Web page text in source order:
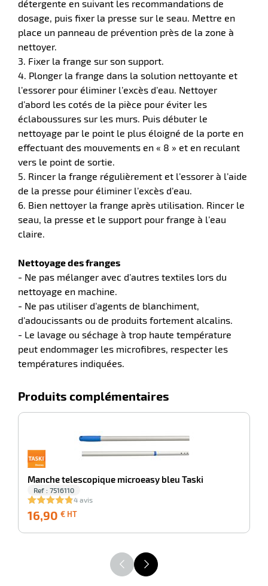
détergente en suivant les recommandations de
dosage, puis fixer la presse sur le seau. Mettre en
place un panneau de prévention près de la zone à
nettoyer.
3. Fixer la frange sur son support.
4. Plonger la frange dans la solution nettoyante et
l’essorer pour éliminer l’excès d’eau. Nettoyer
d’abord les cotés de la pièce pour éviter les
éclaboussures sur les murs. Puis débuter le
nettoyage par le point le plus éloigné de la porte en
effectuant des mouvements en « 8 » et en reculant
vers le point de sortie.
5. Rincer la frange régulièrement et l’essorer à l’aide
de la presse pour éliminer l’excès d’eau.
6. Bien nettoyer la frange après utilisation. Rincer le
seau, la presse et le support pour frange à l’eau
claire.
Nettoyage des franges
- Ne pas mélanger avec d’autres textiles lors du
nettoyage en machine.
- Ne pas utiliser d’agents de blanchiment,
d’adoucissants ou de produits fortement alcalins.
- Le lavage ou séchage à trop haute température
peut endommager les microfibres, respecter les
températures indiquées.
Produits complémentaires
Manche telescopique microeasy bleu Taski
Ref : 7516110
4 avis
16,90 € HT
HT